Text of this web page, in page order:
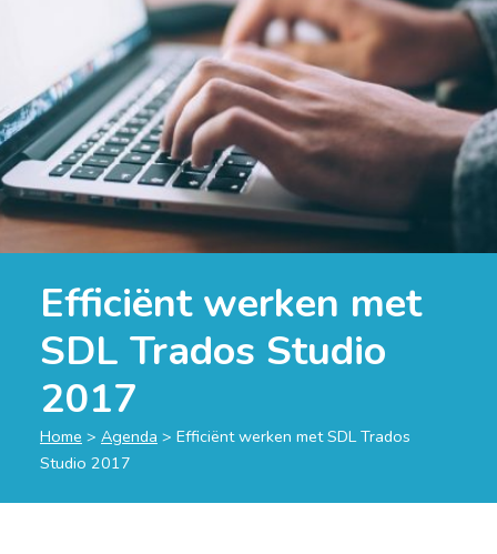
Efficiënt werken met
SDL Trados Studio
2017
Home > Agenda > Efficiënt werken met SDL Trados
Studio 2017